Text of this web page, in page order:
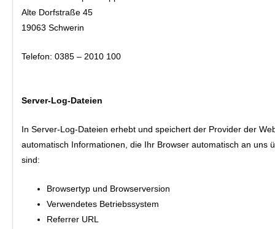
Alte Dorfstraße 45
19063 Schwerin
Telefon: 0385 – 2010 100
Server-Log-Dateien
In Server-Log-Dateien erhebt und speichert der Provider der
automatisch Informationen, die Ihr Browser automatisch an uns
sind:
Browsertyp und Browserversion
Verwendetes Betriebssystem
Referrer URL